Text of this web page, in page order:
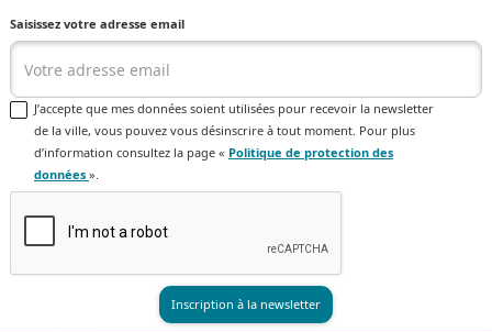
Saisissez votre adresse email
J’accepte que mes données soient utilisées pour recevoir la newsletter
de la ville, vous pouvez vous désinscrire à tout moment. Pour plus
d’information consultez la page « Politique de protection des
données ».